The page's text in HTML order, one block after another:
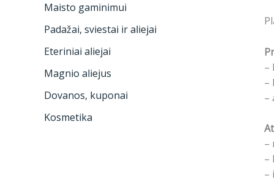
Maisto gaminimui
Padažai, sviestai ir aliejai
Eteriniai aliejai
Magnio aliejus
Dovanos, kuponai
Kosmetika
–
–
–
–
–
–